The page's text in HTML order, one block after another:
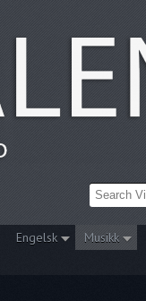
Engelsk Musikk